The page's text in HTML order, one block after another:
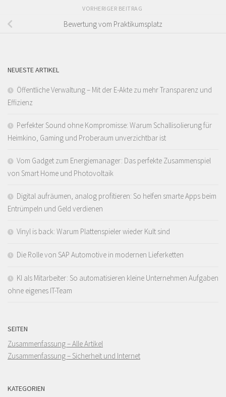
VORHERIGER BEITRAG
Bewertung vom Praktikumsplatz
NEUESTE ARTIKEL
Öffentliche Verwaltung – Mit der E-Akte zu mehr Transparenz und
Effizienz
Perfekter Sound ohne Kompromisse: Warum Schallisolierung für
Heimkino, Gaming und Proberaum unverzichtbar ist
Vom Gadget zum Energiemanager: Das perfekte Zusammenspiel
von Smart Home und Photovoltaik
Digital aufräumen, analog profitieren: So helfen smarte Apps beim
Entrümpeln und Geld verdienen
Vinyl is back: Warum Plattenspieler wieder Kult sind
Die Rolle von SAP Automotive in modernen Lieferketten
KI als Mitarbeiter: So automatisieren kleine Unternehmen Aufgaben
ohne eigenes IT-Team
SEITEN
Zusammenfassung – Alle Artikel
Zusammenfassung – Sicherheit und Internet
KATEGORIEN